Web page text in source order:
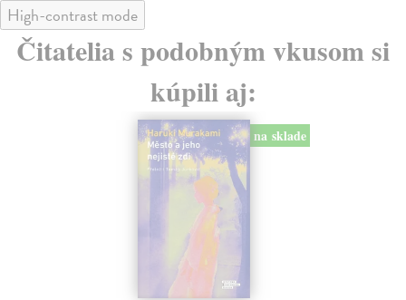
High-contrast mode
Čitatelia s podobným vkusom si
kúpili aj:
na sklade